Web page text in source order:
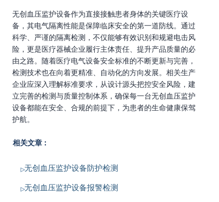
无创血压监护设备作为直接接触患者身体的关键医疗设
备，其电气隔离性能是保障临床安全的第一道防线。通过
科学、严谨的隔离检测，不仅能够有效识别和规避电击风
险，更是医疗器械企业履行主体责任、提升产品质量的必
由之路。随着医疗电气设备安全标准的不断更新与完善，
检测技术也在向着更精准、自动化的方向发展。相关生产
企业应深入理解标准要求，从设计源头把控安全风险，建
立完善的检测与质量控制体系，确保每一台无创血压监护
设备都能在安全、合规的前提下，为患者的生命健康保驾
护航。
相关文章：
无创血压监护设备防护检测
无创血压监护设备报警检测